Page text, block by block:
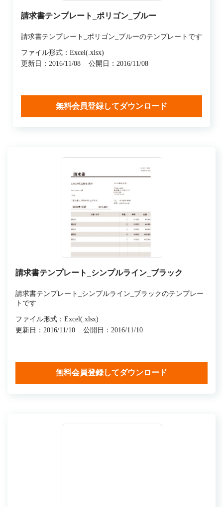
請求書テンプレート_ポリゴン_ブルー
請求書テンプレート_ポリゴン_ブルーのテンプレートです
ファイル形式：Excel(.xlsx)
更新日：2016/11/08
公開日：2016/11/08
無料会員登録してダウンロード
請求書テンプレート_シンプルライン_ブラック
請求書テンプレート_シンプルライン_ブラックのテンプレー
トです
ファイル形式：Excel(.xlsx)
更新日：2016/11/10
公開日：2016/11/10
無料会員登録してダウンロード